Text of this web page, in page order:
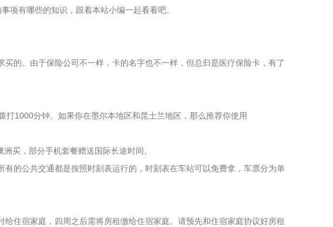
项有哪些的知识，跟着本站小编一起看看吧。
的。由于保险公司不一样，卡的名字也不一样，但总归是医疗保险卡，有了
1000分钟。如果你在墨尔本地区和昆士兰地区，那么推荐你使用
买，部分手机套餐赠送国际长途时间。
的公共交通都是按照时刻表运行的，时刻表在车站可以免费拿，车票分为单
住宿家庭，四周之后需将房租缴给住宿家庭。请预先和住宿家庭协议好房租